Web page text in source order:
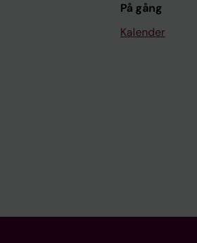
På gång
Kalender